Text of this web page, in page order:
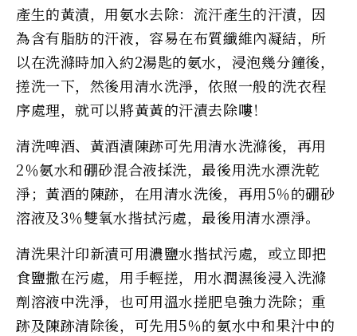
產生的黃漬，用氨水去除：流汗產生的汗漬，因
為含有脂肪的汗液，容易在布質纖維內凝結，所
以在洗滌時加入約2湯匙的氨水，浸泡幾分鐘後，
搓洗一下，然後用清水洗淨，依照一般的洗衣程
序處理，就可以將黃黃的汗漬去除嘍！
清洗啤酒、黃酒漬陳跡可先用清水洗滌後，再用
2％氨水和硼砂混合液揉洗，最後用洗水漂洗乾
淨；黃酒的陳跡，在用清水洗後，再用5％的硼砂
溶液及3％雙氧水揩拭污處，最後用清水漂淨。
清洗果汁印新漬可用濃鹽水揩拭污處，或立即把
食鹽撒在污處，用手輕搓，用水潤濕後浸入洗滌
劑溶液中洗淨，也可用溫水搓肥皂強力洗除；重
跡及陳跡清除後，可先用5％的氨水中和果汁中的